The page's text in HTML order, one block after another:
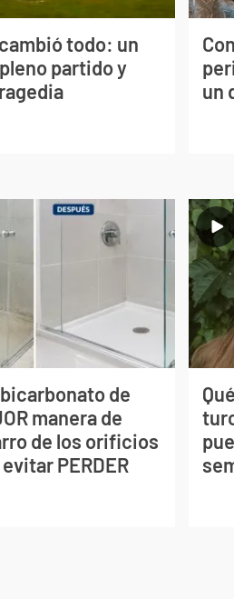
todo: un
partido y
un
de
manera de
de los orificios
PERDER